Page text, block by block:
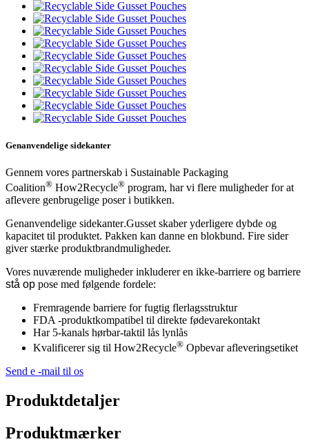
Genanvendelige sidekanter
Gennem vores partnerskab i Sustainable Packaging
Coalition® How2Recycle® program, har vi flere muligheder for at
aflevere genbrugelige poser i butikken.
Genanvendelige sidekanter.Gusset skaber yderligere dybde og
kapacitet til produktet. Pakken kan danne en blokbund. Fire sider
giver stærke produktbrandmuligheder.
Vores nuværende muligheder inkluderer en ikke-barriere og barriere
stå op pose med følgende fordele:
Fremragende barriere for fugtig flerlagsstruktur
FDA -produktkompatibel til direkte fødevarekontakt
Har 5-kanals hørbar-taktil lås lynlås
Kvalificerer sig til How2Recycle® Opbevar afleveringsetiket
Send e -mail til os
Produktdetaljer
Produktmærker